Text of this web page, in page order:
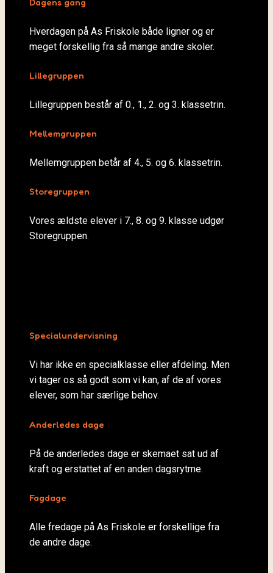
Hverdagen på As Friskole både ligner og er
meget forskellig fra så mange andre skoler.
Lillegruppen
Lillegruppen består af 0., 1., 2. og 3. klassetrin.
Mellemgruppen
Mellemgruppen betår af 4., 5. og 6. klassetrin.
Storegruppen
Vores ældste elever i 7., 8. og 9. klasse udgør
Storegruppen.
Specialundervisning
Vi har ikke en specialklasse eller afdeling. Men
vi tager os så godt som vi kan, af de af vores
elever, som har særlige behov.
Anderledes dage
På de anderledes dage er skemaet sat ud af
kraft og erstattet af en anden dagsrytme.
Fagdage
Alle fredage på As Friskole er forskellige fra
de andre dage.